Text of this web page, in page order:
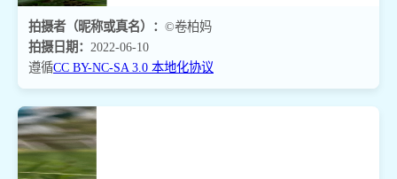
拍摄者（昵称或真名）： ©卷柏妈
拍摄日期： 2022-06-10
遵循CC BY-NC-SA 3.0 本地化协议